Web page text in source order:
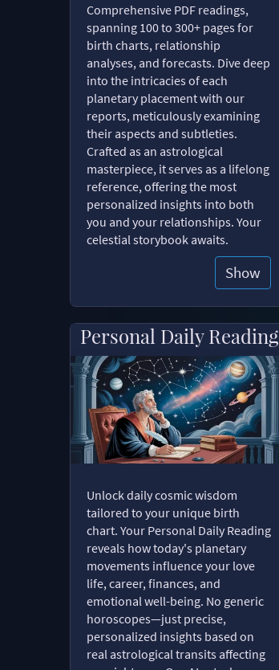
Comprehensive PDF readings,
spanning 100 to 300+ pages for
birth charts, relationship
analyses, and forecasts. Dive deep
into the intricacies of each
planetary placement with our
reports, meticulously examining
their aspects and subtleties.
Crafted as an astrological
masterpiece, it serves as a lifelong
reference, offering the most
personalized insights into both
you and your relationships. Your
celestial storybook awaits.
Show
Personal Daily Reading
Unlock daily cosmic wisdom
tailored to your unique birth
chart. Your Personal Daily Reading
reveals how today's planetary
movements influence your love
life, career, finances, and
emotional well-being. No generic
horoscopes—just precise,
personalized insights based on
real astrological transits affecting